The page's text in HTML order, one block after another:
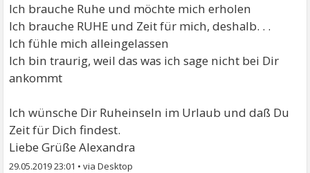
Ich brauche Ruhe und möchte mich erholen
Ich brauche RUHE und Zeit für mich, deshalb. . .
Ich fühle mich alleingelassen
Ich bin traurig, weil das was ich sage nicht bei Dir
ankommt
Ich wünsche Dir Ruheinseln im Urlaub und daß Du
Zeit für Dich findest.
Liebe Grüße Alexandra
29.05.2019 23:01 •